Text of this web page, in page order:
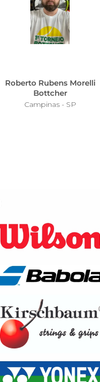
Roberto Rubens Morelli
Bottcher
Campinas - SP